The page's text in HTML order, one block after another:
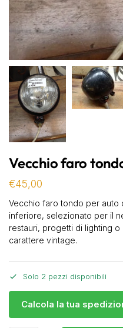
Vecchio faro
€45,00
Vecchio faro tondo per auto
inferiore, selezionato per il
restauri, progetti di lighting
carattere vintage.
Solo 2 pezzi disponibili
Calcola la tua